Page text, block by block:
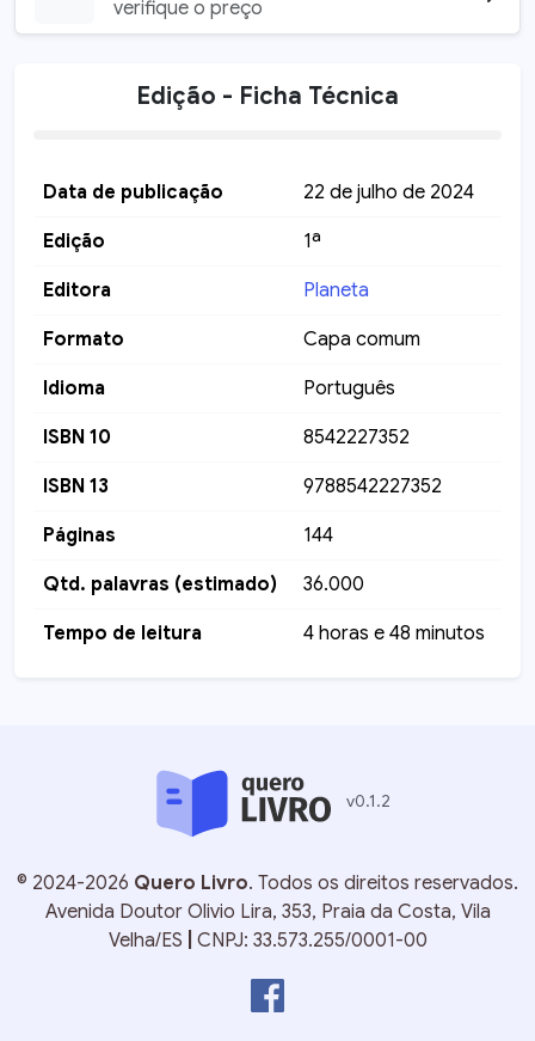
verifique o preço
Edição - Ficha Técnica
Data de publicação 22 de julho de 2024
Edição 1ª
Editora Planeta
Formato Capa comum
Idioma Português
ISBN 10 8542227352
ISBN 13 9788542227352
Páginas 144
Qtd. palavras (estimado) 36.000
Tempo de leitura 4 horas e 48 minutos
v0.1.2
© 2024-2026 Quero Livro. Todos os direitos reservados.
Avenida Doutor Olivio Lira, 353, Praia da Costa, Vila
Velha/ES
CNPJ: 33.573.255/0001-00